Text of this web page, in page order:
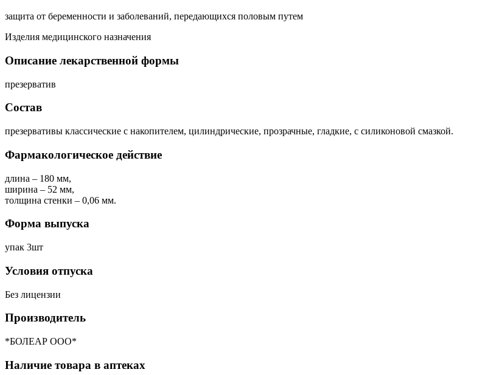
защита от беременности и заболеваний, передающихся половым путем
Изделия медицинского назначения
Описание лекарственной формы
презерватив
Состав
презервативы классические с накопителем, цилиндрические, прозрачные, гладкие, с силиконовой смазкой.
Фармакологическое действие
длина – 180 мм,
ширина – 52 мм,
толщина стенки – 0,06 мм.
Форма выпуска
упак 3шт
Условия отпуска
Без лицензии
Производитель
*БОЛЕАР ООО*
Наличие товара в аптеках